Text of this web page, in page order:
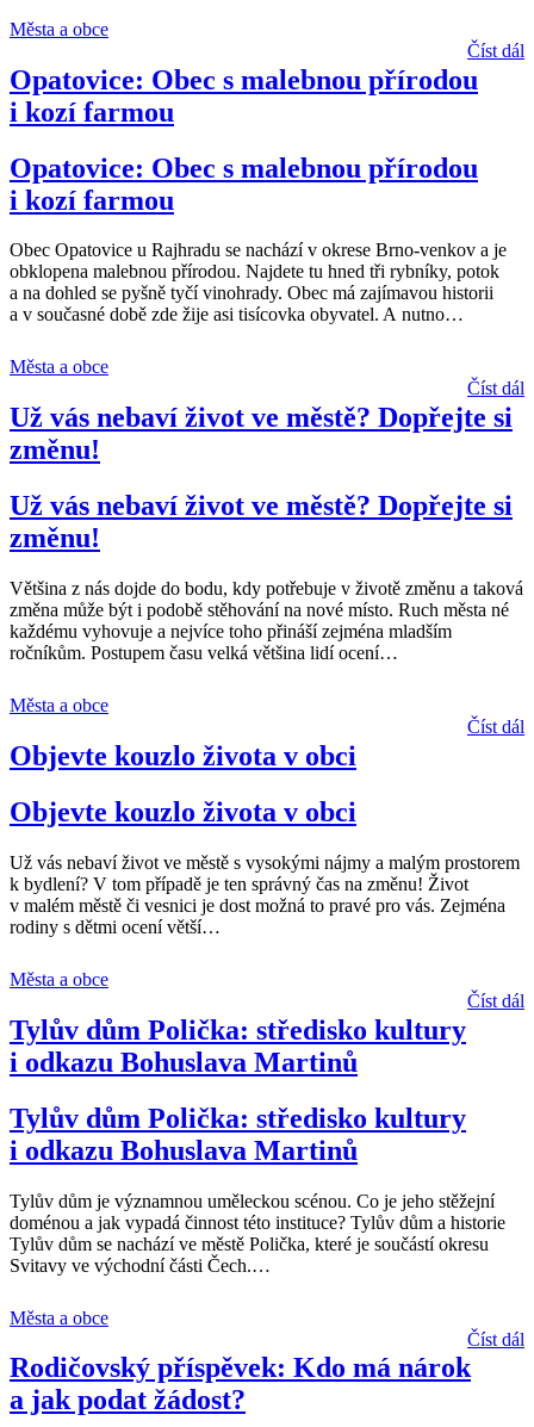
Města a obce
Číst dál
Opatovice: Obec s malebnou přírodou
i kozí farmou
Opatovice: Obec s malebnou přírodou
i kozí farmou
Obec Opatovice u Rajhradu se nachází v okrese Brno-venkov a je
obklopena malebnou přírodou. Najdete tu hned tři rybníky, potok
a na dohled se pyšně tyčí vinohrady. Obec má zajímavou historii
a v současné době zde žije asi tisícovka obyvatel. A nutno…
Města a obce
Číst dál
Už vás nebaví život ve městě? Dopřejte si
změnu!
Už vás nebaví život ve městě? Dopřejte si
změnu!
Většina z nás dojde do bodu, kdy potřebuje v životě změnu a taková
změna může být i podobě stěhování na nové místo. Ruch města né
každému vyhovuje a nejvíce toho přináší zejména mladším
ročníkům. Postupem času velká většina lidí ocení…
Města a obce
Číst dál
Objevte kouzlo života v obci
Objevte kouzlo života v obci
Už vás nebaví život ve městě s vysokými nájmy a malým prostorem
k bydlení? V tom případě je ten správný čas na změnu! Život
v malém městě či vesnici je dost možná to pravé pro vás. Zejména
rodiny s dětmi ocení větší…
Města a obce
Číst dál
Tylův dům Polička: středisko kultury
i odkazu Bohuslava Martinů
Tylův dům Polička: středisko kultury
i odkazu Bohuslava Martinů
Tylův dům je významnou uměleckou scénou. Co je jeho stěžejní
doménou a jak vypadá činnost této instituce? Tylův dům a historie
Tylův dům se nachází ve městě Polička, které je součástí okresu
Svitavy ve východní části Čech.…
Města a obce
Číst dál
Rodičovský příspěvek: Kdo má nárok
a jak podat žádost?